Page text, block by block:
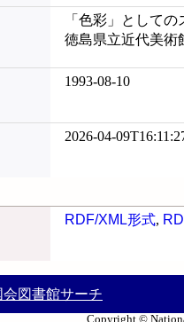
「色彩」として
徳島県立近代美術
1993-08-10
2026-04-
RDF/XML形式,
会図書館サーチ